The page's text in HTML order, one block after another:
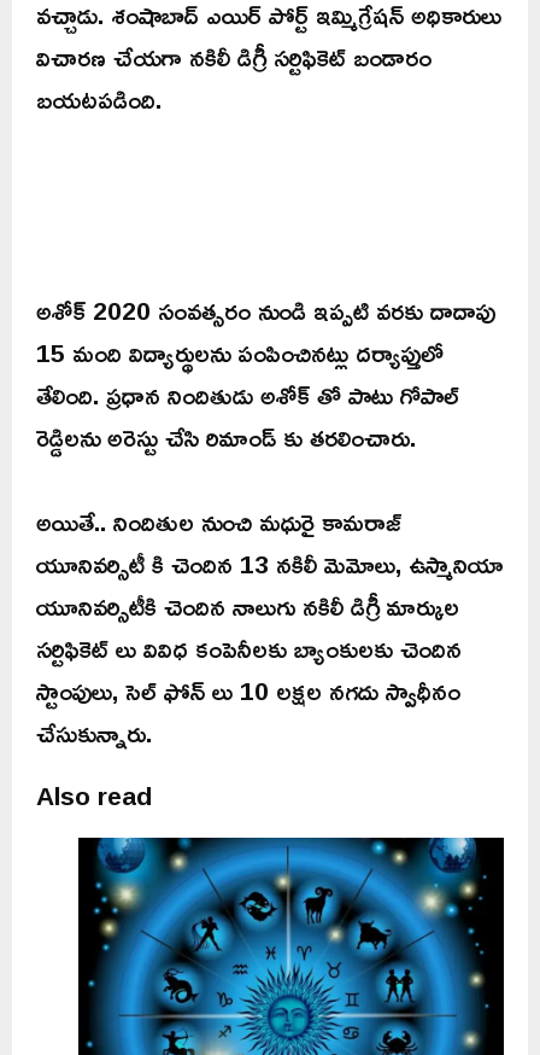
వచ్చాడు. శంషాబాద్ ఎయిర్ పోర్ట్ ఇమ్మిగ్రేషన్ అధికారులు
విచారణ చేయగా నకిలీ డిగ్రీ సర్టిఫికెట్ బండారం
బయటపడింది.
అశోక్ 2020 సంవత్సరం నుండి ఇప్పటి వరకు దాదాపు
15 మంది విద్యార్థులను పంపించినట్లు దర్యాప్తులో
తేలింది. ప్రధాన నిందితుడు అశోక్ తో పాటు గోపాల్
రెడ్డిలను అరెస్టు చేసి రిమాండ్ కు తరలించారు.
అయితే.. నిందితుల నుంచి మధురై కామరాజ్
యూనివర్సిటీ కి చెందిన 13 నకిలీ మెమోలు, ఉస్మానియా
యూనివర్సిటీకి చెందిన నాలుగు నకిలీ డిగ్రీ మార్కుల
సర్టిఫికెట్ లు వివిధ కంపెనీలకు బ్యాంకులకు చెందిన
స్టాంపులు, సెల్ ఫోన్ లు 10 లక్షల నగదు స్వాధీనం
చేసుకున్నారు.
Also read